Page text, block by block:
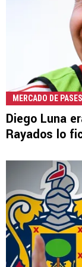
MERCADO DE PASES
Diego Luna
Rayados lo